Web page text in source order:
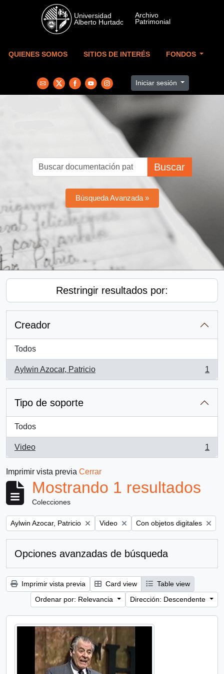
Skip to main content
QUIENES SOMOS SITIOS DE INTERÉS FONDOS
Iniciar sesión
Buscar
Búsqueda Avanzada »
Restringir resultados por:
Creador
Todos
Aylwin Azocar, Patricio
, 1 resultados
1
Tipo de soporte
Todos
Video
, 1 resultados
1
Imprimir vista previa Cerrar
Mostrando 1 resultados
Colecciones
Remove filter:
Aylwin Azocar, Patricio Remove filter:
Video Remove filter:
Con objetos digitales
Opciones avanzadas de búsqueda
Imprimir vista previa Card view
Table view
Ordenar por: Relevancia
Dirección: Descendente